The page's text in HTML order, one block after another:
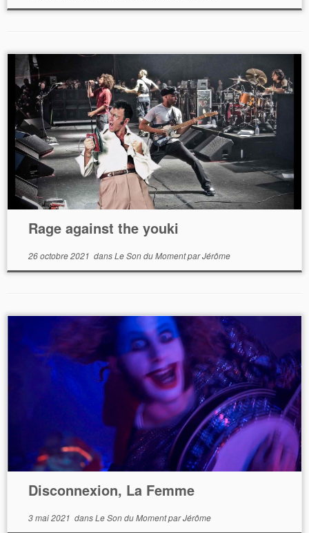
Rage against the youki
26 octobre 2021 dansLe Son du MomentparJérôme
Disconnexion, La Femme
3 mai 2021 dansLe Son du MomentparJérôme